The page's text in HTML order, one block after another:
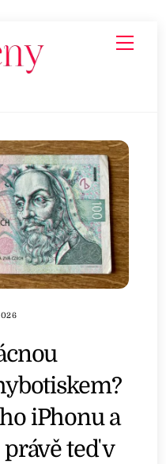
iPhonu a
teď v